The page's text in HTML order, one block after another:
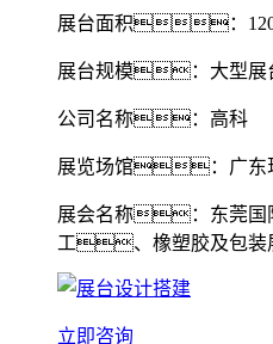
展台面积：120
展台规模：大型展
公司名称：高科
展览场馆：广东
展会名称：东莞
工、橡塑胶及包装
立即咨询